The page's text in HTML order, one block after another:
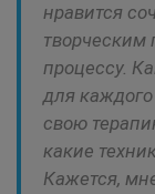
нравится
творческим
процессу.
для
свою
какие
Кажется,